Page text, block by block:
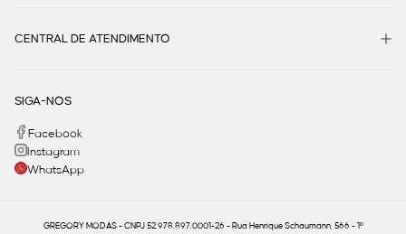
CENTRAL DE ATENDIMENTO
SIGA-NOS
Facebook
Instagram
WhatsApp
GREGORY MODAS - CNPJ 52.978.897.0001-26 - Rua Henrique Schaumann, 566 - 1º